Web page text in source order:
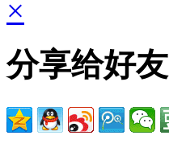
×
分享给好友